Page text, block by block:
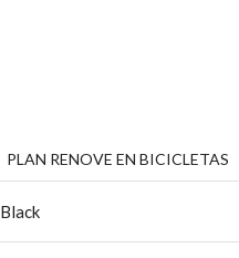
PLAN RENOVE EN BICICLETAS
Black